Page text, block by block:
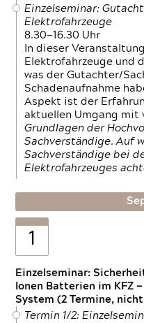
Einzelseminar:
Elektrofahrzeuge
8.30—16.30 Uhr
In dieser
Elektrofahrzeuge und
was der Gutachter/
Schadenaufnahme
Aspekt ist der
aktuellen Umgang mit
Grundlagen der
Sachverständige. Auf
Sachverständige bei
Elektrofahrzeuges
1
Einzelseminar:
Ionen Batterien im KFZ
System (2 Termine,
Termin 1/2: